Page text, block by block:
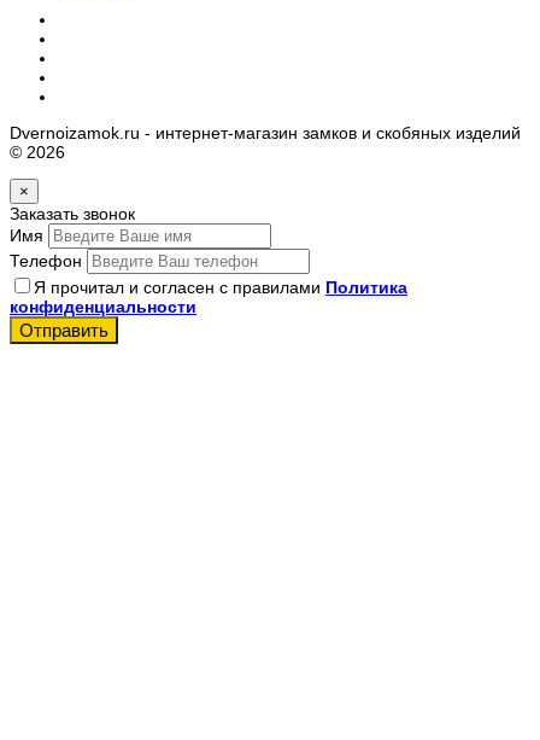
Dvernoizamok.ru - интернет-магазин замков и скобяных изделий
© 2026
×
Заказать звонок
Имя
Телефон
Я прочитал и согласен с правилами Политика
конфиденциальности
Отправить